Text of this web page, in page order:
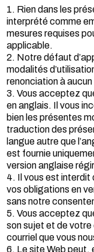
1. Rien dans les
interprété comme
mesures requises
applicable.
2. Notre défaut
modalités
renonciation à
3. Vous acceptez
en anglais. Il vous
bien les présentes
traduction des
langue autre que
est fournie
version anglaise
4. Il vous est interdit
vos obligations en
sans notre
5. Vous acceptez
son sujet et de votre
courriel que vous
6. Le site Web peut,